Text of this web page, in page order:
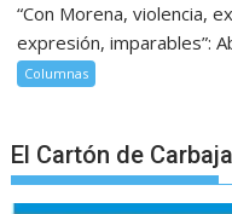
“Con Morena, violencia,
expresión, imparables”:
Columnas
El Cartón de